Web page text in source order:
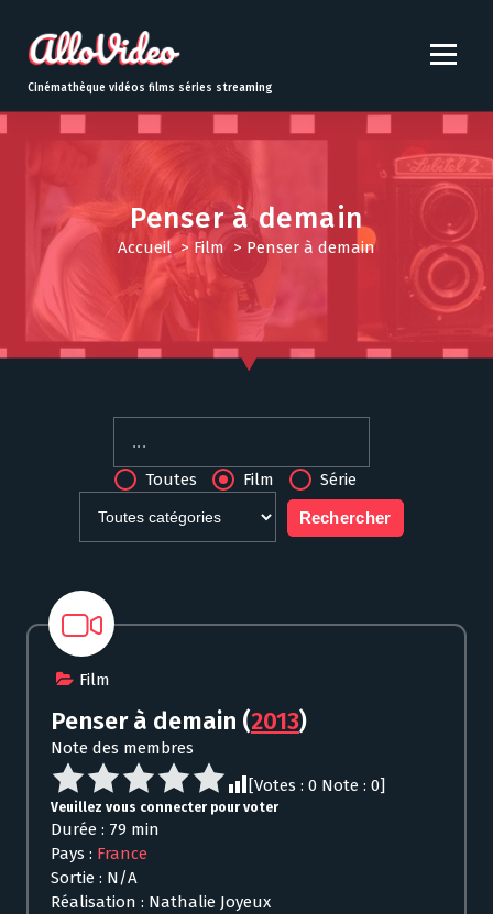
t
o
Cinémathèque vidéos films séries streaming
Penser à demain
Accueil> Film> Penser à demain
Toutes Film Série
Film
Penser à demain (2013)
Note des membres
[Votes : 0 Note : 0]
Veuillez vous connecter pour voter
Durée : 79 min
Pays : France
Sortie : N/A
Réalisation : Nathalie Joyeux